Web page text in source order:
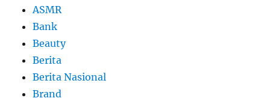
ASMR
Bank
Beauty
Berita
Berita Nasional
Brand